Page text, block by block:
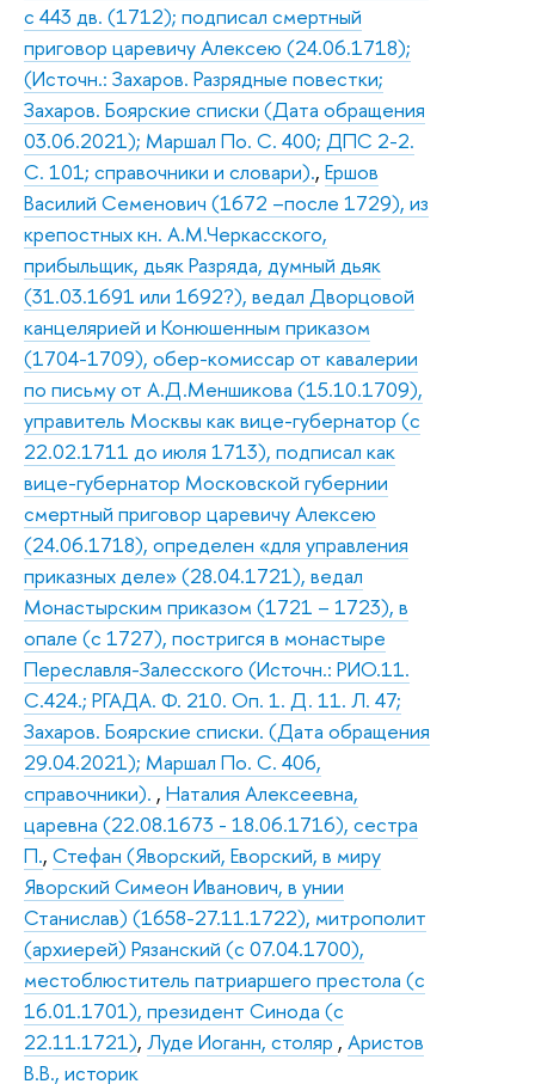
с 443 дв. (1712); подписал смертный
приговор царевичу Алексею (24.06.1718);
(Источн.: Захаров. Разрядные повестки;
Захаров. Боярские списки (Дата обращения
03.06.2021); Маршал По. С. 400; ДПС 2-2.
С. 101; справочники и словари)., Ершов
Василий Семенович (1672 –после 1729), из
крепостных кн. А.М.Черкасского,
прибыльщик, дьяк Разряда, думный дьяк
(31.03.1691 или 1692?), ведал Дворцовой
канцелярией и Конюшенным приказом
(1704-1709), обер-комиссар от кавалерии
по письму от А.Д.Меншикова (15.10.1709),
управитель Москвы как вице-губернатор (с
22.02.1711 до июля 1713), подписал как
вице-губернатор Московской губернии
смертный приговор царевичу Алексею
(24.06.1718), определен «для управления
приказных деле» (28.04.1721), ведал
Монастырским приказом (1721 – 1723), в
опале (с 1727), постригся в монастыре
Переславля-Залесского (Источн.: РИО.11.
С.424.; РГАДА. Ф. 210. Оп. 1. Д. 11. Л. 47;
Захаров. Боярские списки. (Дата обращения
29.04.2021); Маршал По. С. 406,
справочники). , Наталия Алексеевна,
царевна (22.08.1673 - 18.06.1716), сестра
П., Стефан (Яворский, Еворский, в миру
Яворский Симеон Иванович, в унии
Станислав) (1658-27.11.1722), митрополит
(архиерей) Рязанский (с 07.04.1700),
местоблюститель патриаршего престола (с
16.01.1701), президент Синода (с
22.11.1721), Луде Иоганн, столяр , Аристов
В.В., историк